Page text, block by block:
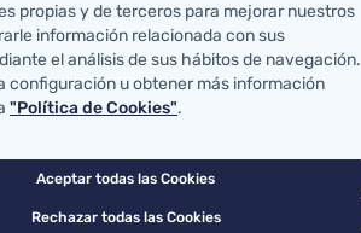
e
de la
propias y de terceros para mejorar nuestros
información relacionada con sus
el análisis de sus hábitos de navegación.
configuración u obtener más información
"Política de Cookies".
Aceptar todas las Cookies
Rechazar todas las Cookies